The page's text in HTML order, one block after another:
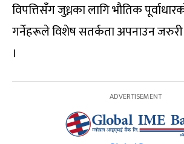
विपत्तिसँग जुध्नका लागि भौतिक
गर्नेहरूले विशेष सतर्कता अपनाउन
।